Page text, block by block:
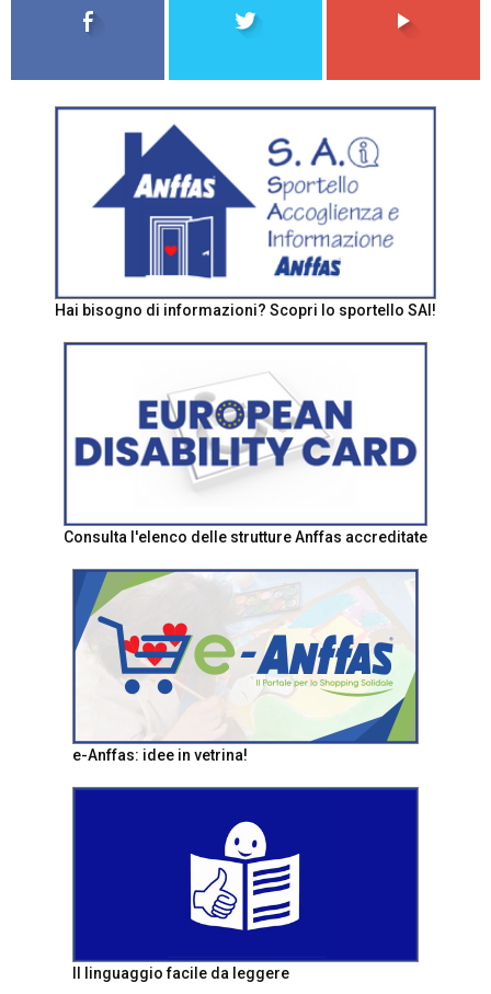
Hai bisogno di informazioni? Scopri lo sportello SAI!
Consulta l'elenco delle strutture Anffas accreditate
e-Anffas: idee in vetrina!
Il linguaggio facile da leggere